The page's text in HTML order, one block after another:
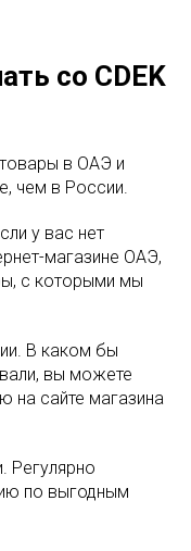
со CDEK
в ОАЭ и
чем в России.
у вас нет
магазине ОАЭ,
с которыми мы
В каком бы
вы можете
на сайте магазина
Регулярно
по выгодным